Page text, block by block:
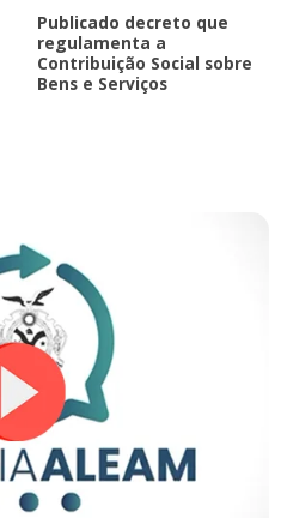
Publicado decreto que
regulamenta a
Contribuição Social sobre
Bens e Serviços